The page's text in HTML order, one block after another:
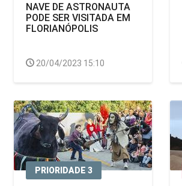
NAVE DE ASTRONAUTA
PODE SER VISITADA EM
FLORIANÓPOLIS
20/04/2023 15:10
PRIORIDADE 3